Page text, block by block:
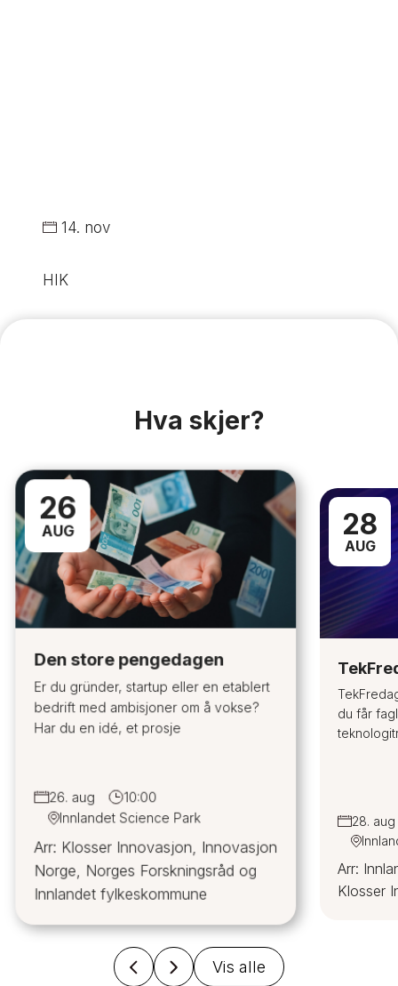
14. nov
HIK
Hva skjer?
26
AUG
Den store pengedagen
Er du gründer, startup eller en etablert
bedrift med ambisjoner om å vokse?
Har du en idé, et prosje
26. aug
10:00
Innlandet Science Park
Arr: Klosser Innovasjon, Innovasjon
Norge, Norges Forskningsråd og
Innlandet fylkeskommune
28
AUG
du får
28. aug
Arr:
Klosser
Vis alle